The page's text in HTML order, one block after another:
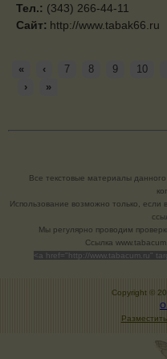
Тел.: (343) 266-44-11
Сайт: http://www.tabak66.ru
« ‹ 7 8 9 10
›
»
Все текстовые материалы
Использование возможно только, если
Мы регулярно проводим
Cсылка
<a href="http://www.tabacum.ru"
Copyright ©
О